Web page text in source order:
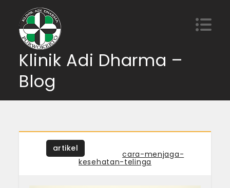
content
Klinik Adi Dharma –
Blog
artikel
Taggedcara-menjaga-
kesehatan-telinga